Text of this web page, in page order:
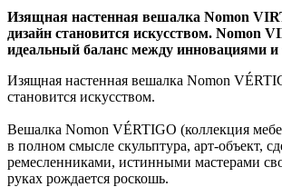
Изящная настенная вешалка Nomon
дизайн становится искусством. Nomon
идеальный баланс между инновациями
Изящная настенная вешалка Nomon
становится искусством.
Вешалка Nomon VÉRTIGO (коллекция
в полном смысле скульптура, арт-объект,
ремесленниками, истинными мастерами
руках рождается роскошь.